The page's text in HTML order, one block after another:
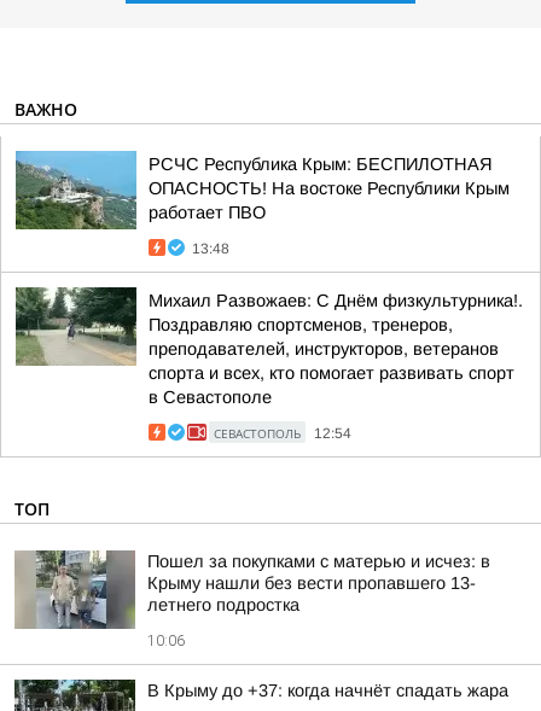
ВАЖНО
РСЧС Республика Крым: БЕСПИЛОТНАЯ
ОПАСНОСТЬ! На востоке Республики Крым
работает ПВО
13:48
Михаил Развожаев: С Днём физкультурника!.
Поздравляю спортсменов, тренеров,
преподавателей, инструкторов, ветеранов
спорта и всех, кто помогает развивать спорт
в Севастополе
СЕВАСТОПОЛЬ 12:54
ТОП
Пошел за покупками с матерью и исчез: в
Крыму нашли без вести пропавшего 13-
летнего подростка
10:06
В Крыму до +37: когда начнёт спадать жара